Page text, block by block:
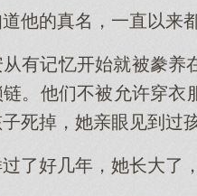
他的真名，一直以来
有记忆开始就被豢养
。他们不被允许穿衣
死掉，她亲眼见到过
了好几年，她长大了